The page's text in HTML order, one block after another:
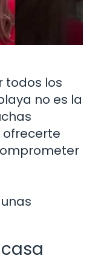
todos los
no es la